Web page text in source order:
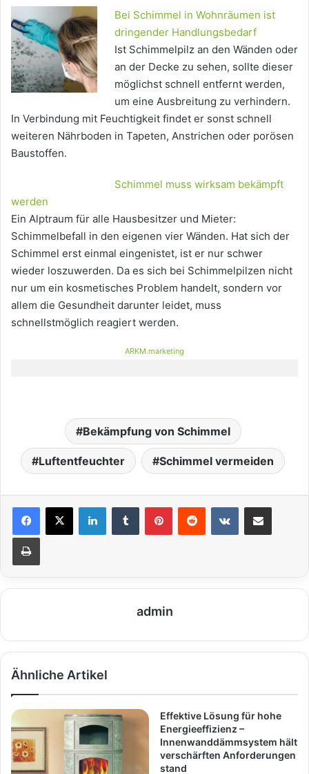
Bei Schimmel in Wohnräumen ist
dringender Handlungsbedarf
Ist Schimmelpilz an den Wänden oder
an der Decke zu sehen, sollte dieser
möglichst schnell entfernt werden,
um eine Ausbreitung zu verhindern.
In Verbindung mit Feuchtigkeit findet er sonst schnell
weiteren Nährboden in Tapeten, Anstrichen oder porösen
Baustoffen.
Schimmel muss wirksam bekämpft
werden
Ein Alptraum für alle Hausbesitzer und Mieter:
Schimmelbefall in den eigenen vier Wänden. Hat sich der
Schimmel erst einmal eingenistet, ist er nur schwer
wieder loszuwerden. Da es sich bei Schimmelpilzen nicht
nur um ein kosmetisches Problem handelt, sondern vor
allem die Gesundheit darunter leidet, muss
schnellstmöglich reagiert werden.
ARKM.marketing
Bekämpfung von Schimmel
Luftentfeuchter Schimmel vermeiden
admin
Ähnliche Artikel
Effektive Lösung für hohe
Energieeffizienz –
Innenwanddämmsystem hält
verschärften Anforderungen
stand